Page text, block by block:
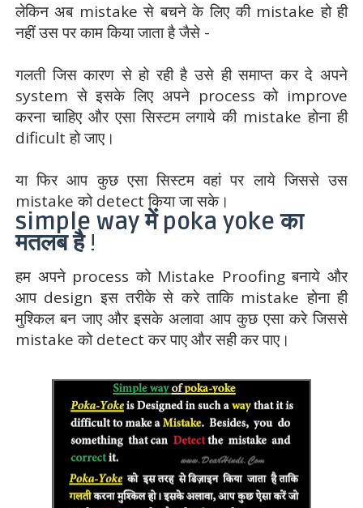
लेकिन अब mistake से बचने के लिए की mistake हो ही
नहीं उस पर काम किया जाता है जैसे -
गलती जिस कारण से हो रही है उसे ही समाप्त कर दे अपने
system से इसके लिए अपने process को improve
करना चाहिए और एसा सिस्टम लगाये की mistake होना ही
dificult हो जाए।
या फिर आप कुछ एसा सिस्टम वहां पर लाये जिससे उस
mistake को detect किया जा सके।
simple wayमें poka yoke का
मतलब है!
हम अपने process को Mistake Proofing बनाये और
आप design इस तरीके से करे ताकि mistake होना ही
मुश्किल बन जाए और इसके अलावा आप कुछ एसा करे जिससे
mistake को detect कर पाए और सही कर पाए।